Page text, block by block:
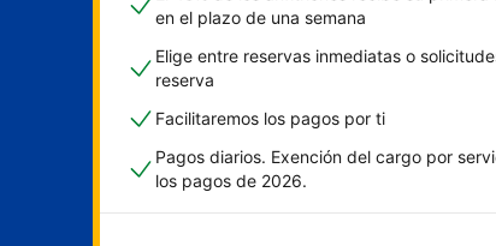
en el plazo de una semana
Elige entre reservas inmediatas o
reserva
Facilitaremos los pagos por ti
Pagos diarios. Exención del cargo por
los pagos de 2026.